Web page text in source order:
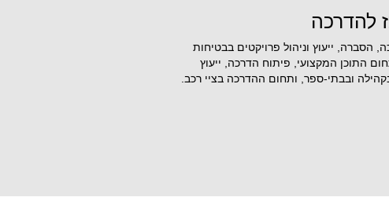
להדרכה
הסברה, ייעוץ וניהול פרויקטים בבטיחות
התוכן המקצועי, פיתוח הדרכה, ייעוץ
ובבתי-ספר, ותחום ההדרכה בציי רכב.